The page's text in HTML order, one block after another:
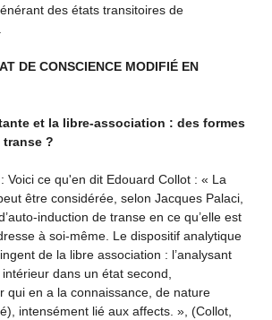
des états transitoires de
DE CONSCIENCE MODIFIÉ EN
et la libre-association : des formes
transe ?
Voici ce qu'en dit Edouard Collot : « La
être considérée, selon Jacques Palaci,
induction de transe en ce qu’elle est
à soi-même. Le dispositif analytique
de la libre association : l’analysant
dans un état second,
qui en a la connaissance, de nature
intensément lié aux affects. », (Collot,